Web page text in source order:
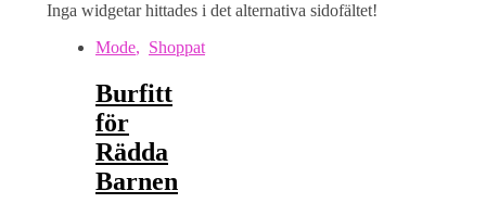
Inga widgetar hittades i det alternativa sidofältet!
Mode, Shoppat
Burfitt
för
Rädda
Barnen